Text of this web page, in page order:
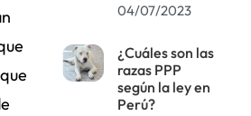
04/07/2023
¿Cuáles son las
razas PPP
según la ley en
Perú?